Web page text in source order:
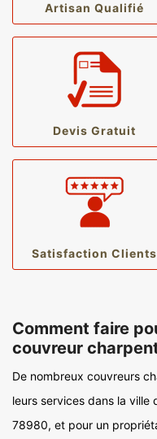
Artisan Qualifié
Devis Gratuit
Satisfaction Clients
Comment faire
couvreur
De nombreux couvreurs
leurs services dans la ville
78980, et pour un